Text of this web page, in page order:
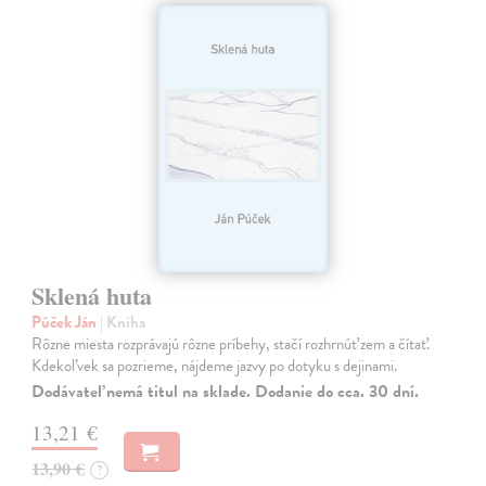
Sklená huta
Púček Ján | Kniha
Rôzne miesta rozprávajú rôzne príbehy, stačí rozhrnúť zem a čítať.
Kdekoľvek sa pozrieme, nájdeme jazvy po dotyku s dejinami.
Dodávateľ nemá titul na sklade. Dodanie do cca. 30 dní.
13,21 €
13,90 € ?